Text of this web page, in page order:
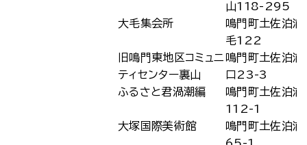
山118-295
大毛集会所
鳴門町土佐泊浦
毛122
旧鳴門東地区コミュニ
ティセンター裏山
鳴門町土佐泊浦
口23-3
ふるさと君渦潮編
鳴門町土佐泊浦
112-1
大塚国際美術館
鳴門町土佐泊浦